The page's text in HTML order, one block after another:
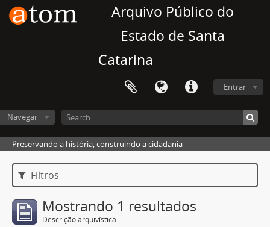
Arquivo Público do
Estado de Santa
Catarina
Entrar
Navegar
Preservando a história, construindo a cidadania
Filtros
Mostrando 1 resultados
Descrição arquivística